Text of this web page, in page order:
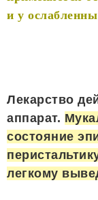
и у
Лекарство
аппарат.
состояние
легкому